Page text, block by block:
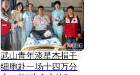
武山青年漆星杰捐干
细胞赴一场十四万分